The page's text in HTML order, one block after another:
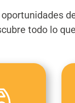
todo lo